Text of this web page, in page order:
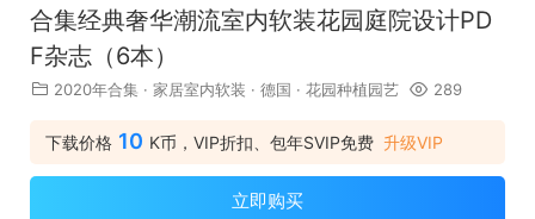
合集经典奢华潮流室内软装花园庭院设计PD
F杂志（6本）
2020年合集 · 家居室内软装 · 德国 · 花园种植园艺 289
下载价格 10 K币，VIP折扣、包年SVIP免费 升级VIP
立即购买